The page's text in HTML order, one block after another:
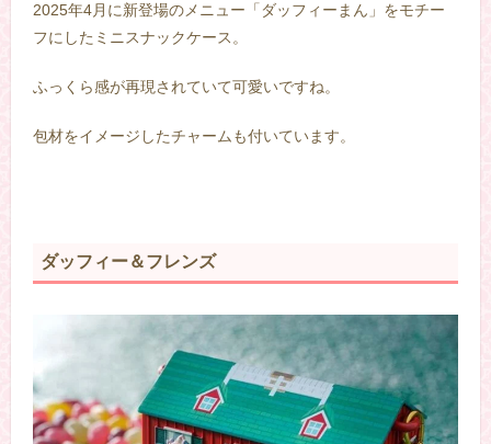
2025年4月に新登場のメニュー「ダッフィーまん」をモチー
フにしたミニスナックケース。
ふっくら感が再現されていて可愛いですね。
包材をイメージしたチャームも付いています。
ダッフィー＆フレンズ